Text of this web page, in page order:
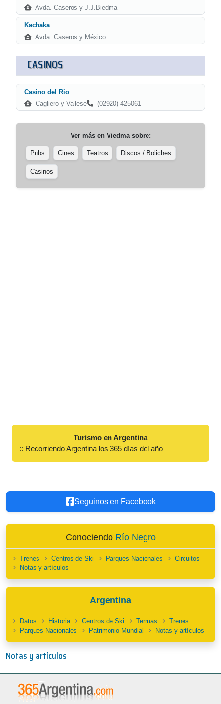
Avda. Caseros y J.J.Biedma
Kachaka
Avda. Caseros y México
CASINOS
Casino del Rio
Cagliero y Vallese
(02920) 425061
Ver más en Viedmasobre:
Pubs Cines Teatros Discos / Boliches
Casinos
Turismo en Argentina
:: Recorriendo Argentina los 365 días del año
Seguinos en Facebook
Conociendo Río Negro
Trenes Centros de Ski Parques Nacionales
Circuitos
Notas y artículos
Argentina
Datos Historia Centros de Ski Termas
Trenes
Parques Nacionales
Patrimonio Mundial Notas y artículos
Notas y artículos